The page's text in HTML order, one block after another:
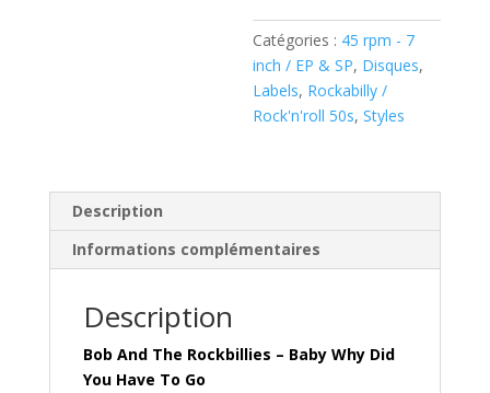
–
Baby
Why
Did
(
Vinyl,
Blue
Catégories : 45 rpm - 7
inch / EP & SP, Disques,
Labels, Rockabilly /
Rock'n'roll 50s,Styles
Description
Informations complémentaires
Description
Bob And The Rockbillies – Baby Why Did
You Have To Go